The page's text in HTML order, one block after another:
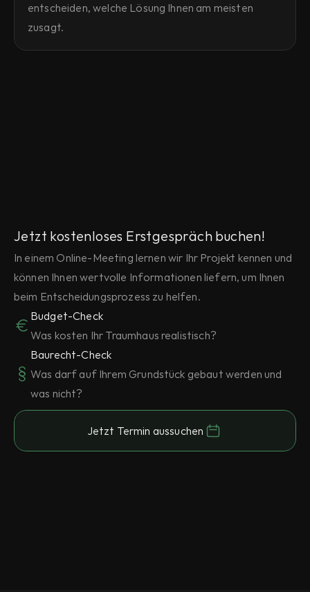
entscheiden, welche Lösung Ihnen am meisten
zusagt.
Jetzt kostenloses Erstgespräch buchen!
In einem Online-Meeting lernen wir Ihr Projekt kennen und
können Ihnen wertvolle Informationen liefern, um Ihnen
beim Entscheidungsprozess zu helfen.
Budget-Check
Was kosten Ihr Traumhaus realistisch?
Baurecht-Check
Was darf auf Ihrem Grundstück gebaut werden und
was nicht?
Jetzt Termin aussuchen